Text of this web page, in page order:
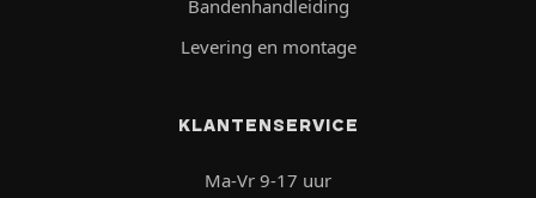
Bandenhandleiding
Levering en montage
KLANTENSERVICE
Ma-Vr 9-17 uur